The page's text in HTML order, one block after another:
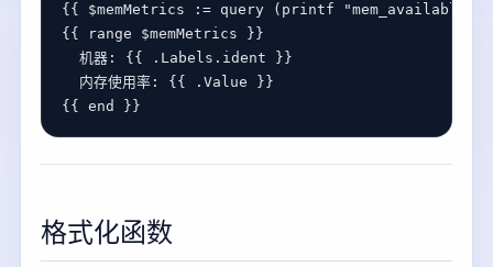
{{ $memMetrics := query ( printf
{{
range $memMetrics
机器 : {{ . Labels . ident
内存使用率 : {{ . Value
{{ end
格式化函数